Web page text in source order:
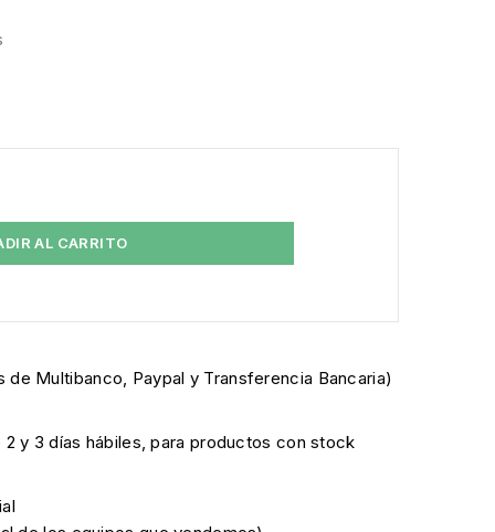
AL CARRITO
Multibanco, Paypal y Transferencia Bancaria)
y 3 días hábiles, para productos con stock